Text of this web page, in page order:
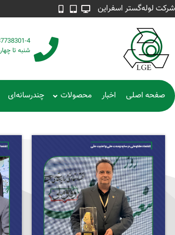
شرکت لوله‌گستر اسفراین
4
شنبه تا
صفحه اصلی اخبار محصولات چندرسانه‌ای